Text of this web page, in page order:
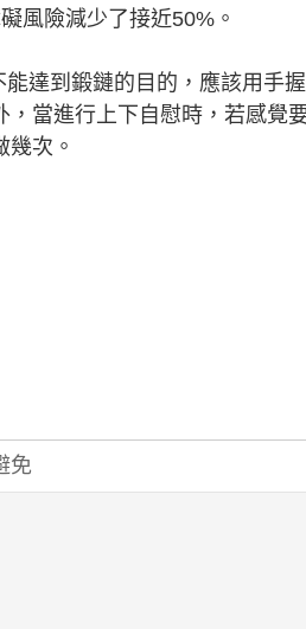
風險減少了接近50%。
達到鍛鏈的目的，應該用手
當進行上下自慰時，若感覺
次。
免